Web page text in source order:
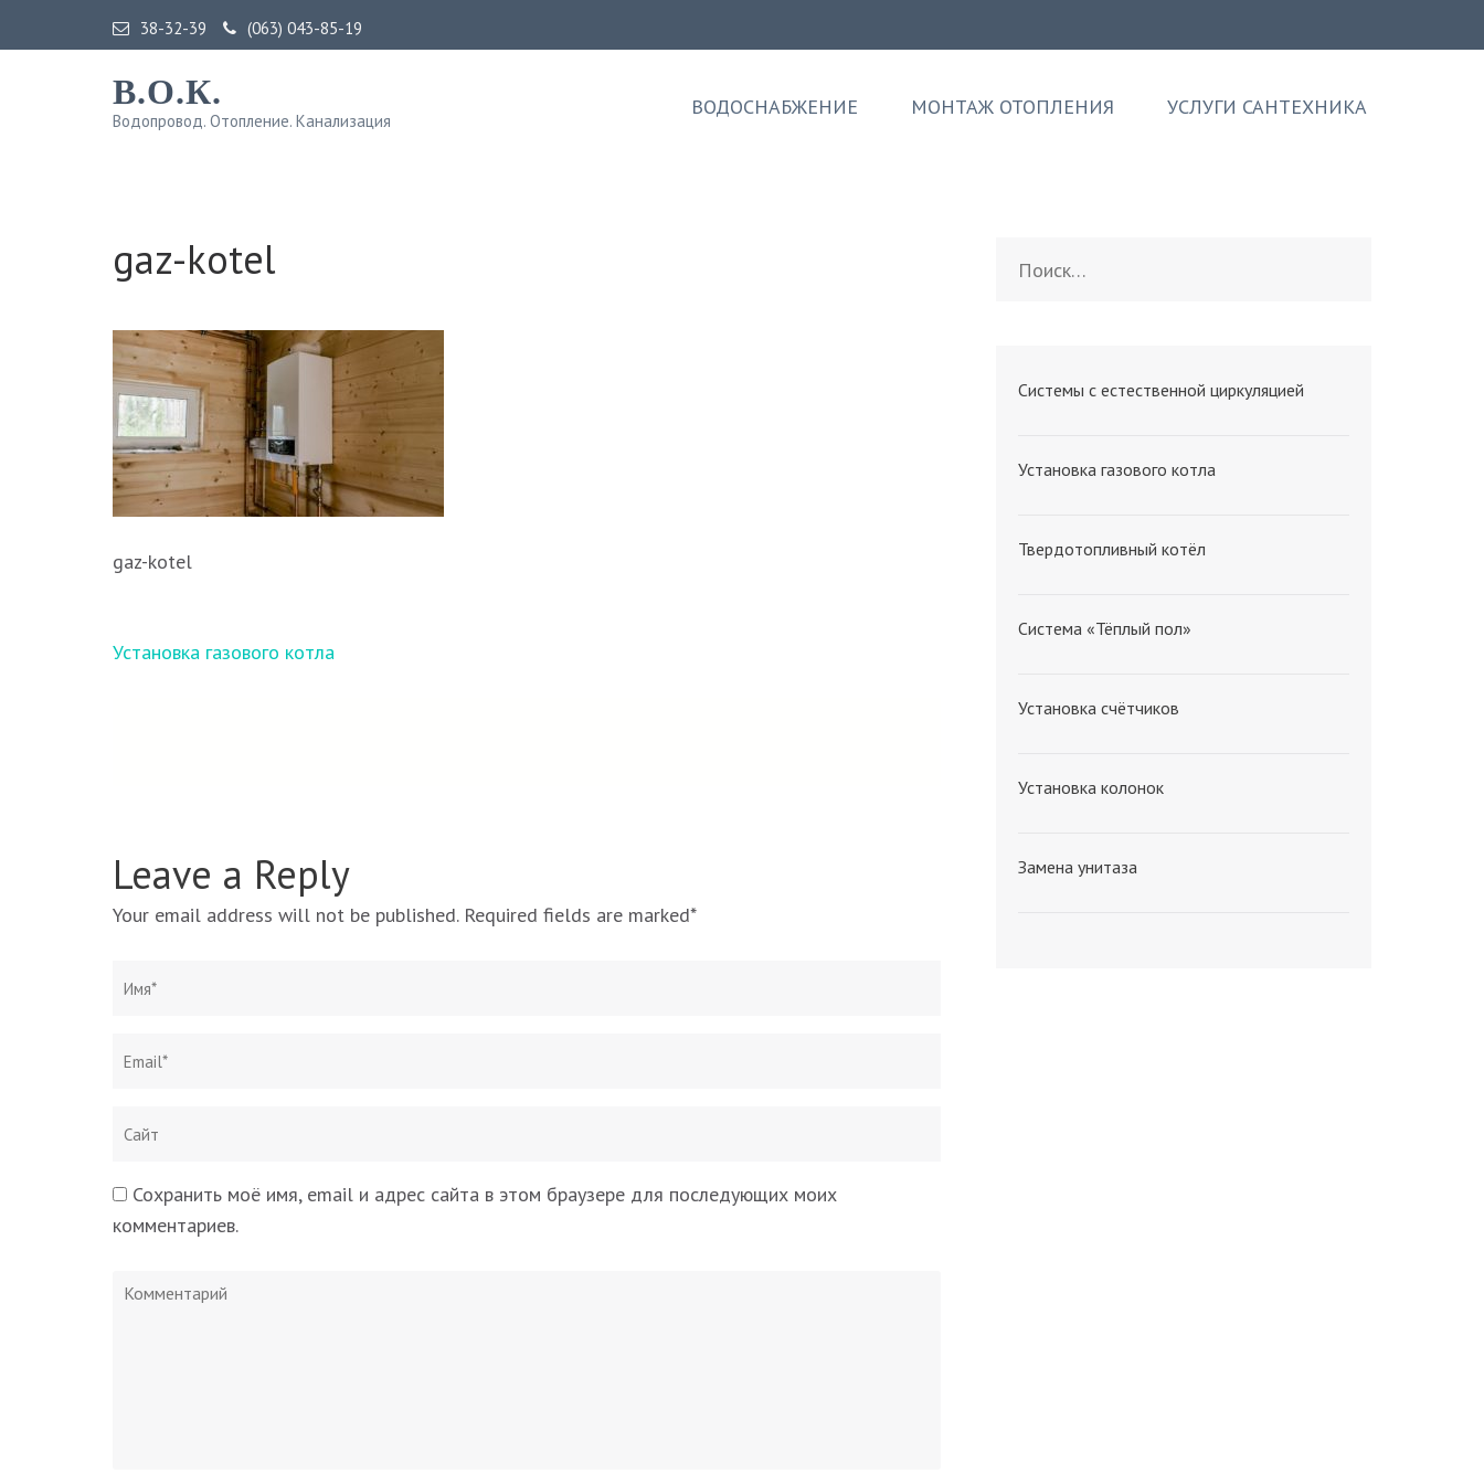
38-32-39 (063) 043-85-19
В.О.К.
Водопровод. Отопление. Канализация
ВОДОСНАБЖЕНИЕ МОНТАЖ ОТОПЛЕНИЯ УСЛУГИ САНТЕХНИКА
gaz-kotel
gaz-kotel
Навигация
Установка газового котла
Leave a Reply
Your email address will not be published. Required fields are marked*
Сохранить моё имя, email и адрес сайта в этом браузере для последующих моих
комментариев.
Системы с естественной циркуляцией
Установка газового котла
Твердотопливный котёл
Система «Тёплый пол»
Установка счётчиков
Установка колонок
Замена унитаза